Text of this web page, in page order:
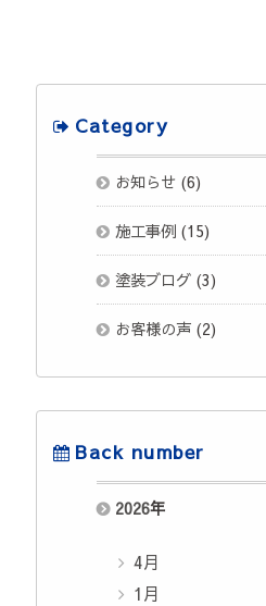
Category
お知らせ (6)
施工事例 (15)
塗装ブログ (3)
お客様の声 (2)
Back number
2026年
4月
1月